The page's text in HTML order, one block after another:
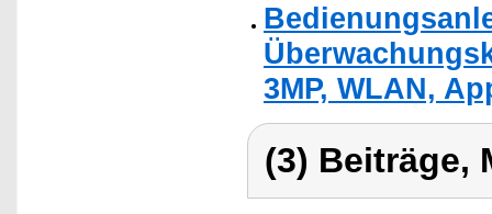
3MP, WLAN,
(3) Beiträge,